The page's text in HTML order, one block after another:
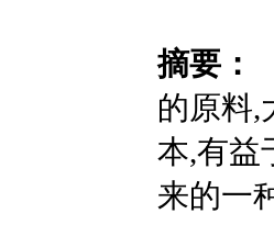
摘要：
的原料,
本,有益
来的一